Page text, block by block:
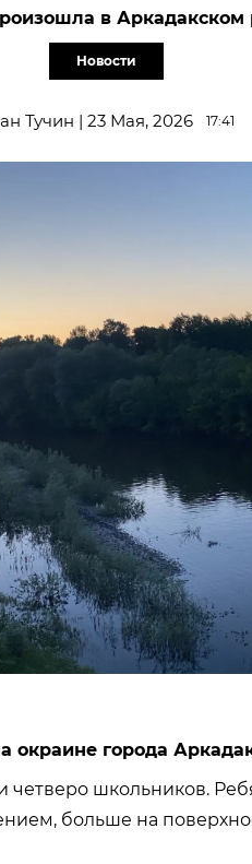
в Аркадакском
Новости
Тучин | 23 Мая, 2026 17:41
окраине города
четверо школьников.
больше на